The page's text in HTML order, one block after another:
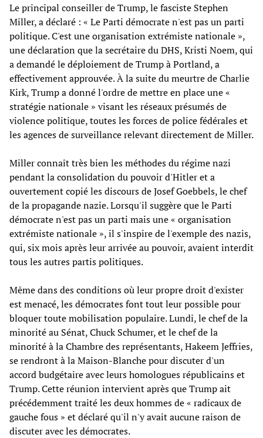
Le principal conseiller de Trump, le fasciste Stephen
Miller, a déclaré : « Le Parti démocrate n'est pas un parti
politique. C'est une organisation extrémiste nationale »,
une déclaration que la secrétaire du DHS, Kristi Noem, qui
a demandé le déploiement de Trump à Portland, a
effectivement approuvée. À la suite du meurtre de Charlie
Kirk, Trump a donné l'ordre de mettre en place une «
stratégie nationale » visant les réseaux présumés de
violence politique, toutes les forces de police fédérales et
les agences de surveillance relevant directement de Miller.
Miller connaît très bien les méthodes du régime nazi
pendant la consolidation du pouvoir d'Hitler et a
ouvertement copié les discours de Josef Goebbels, le chef
de la propagande nazie. Lorsqu'il suggère que le Parti
démocrate n'est pas un parti mais une « organisation
extrémiste nationale », il s'inspire de l'exemple des nazis,
qui, six mois après leur arrivée au pouvoir, avaient interdit
tous les autres partis politiques.
Même dans des conditions où leur propre droit d'exister
est menacé, les démocrates font tout leur possible pour
bloquer toute mobilisation populaire. Lundi, le chef de la
minorité au Sénat, Chuck Schumer, et le chef de la
minorité à la Chambre des représentants, Hakeem Jeffries,
se rendront à la Maison-Blanche pour discuter d'un
accord budgétaire avec leurs homologues républicains et
Trump. Cette réunion intervient après que Trump ait
précédemment traité les deux hommes de « radicaux de
gauche fous » et déclaré qu'il n'y avait aucune raison de
discuter avec les démocrates.